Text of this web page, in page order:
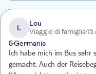
L
Lou
Viaggio di famiglia
5Germania
Ich habe mich im Bus sehr
gemacht. Auch der